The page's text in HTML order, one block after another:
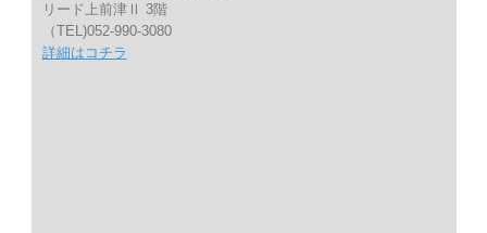
リード上前津Ⅱ 3階
（TEL)052-990-3080
詳細はコチラ